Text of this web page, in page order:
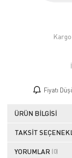
Fiyatı
ÜRÜN BILGISI
TAKSIT
YORUMLAR (0)